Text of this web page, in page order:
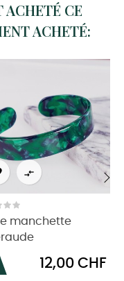
ACHETÉ CE
ACHETÉ:

manchette
Prix
12,00 CHF